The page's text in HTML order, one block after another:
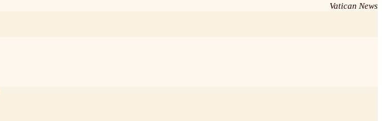
Vatican News